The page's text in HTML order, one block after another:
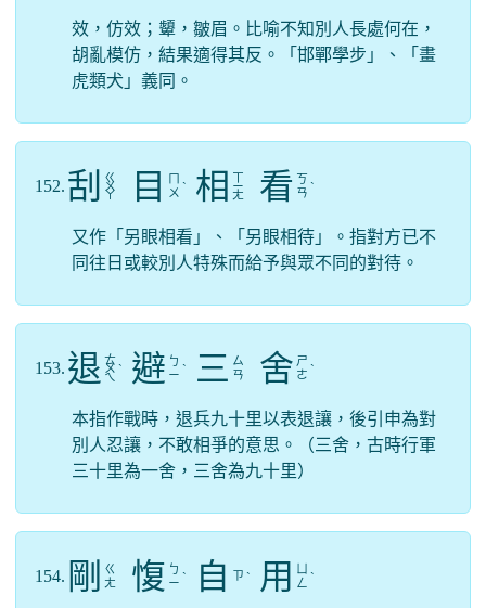
效，仿效；顰，皺眉。比喻不知別人長處何在，
胡亂模仿，結果適得其反。「邯鄲學步」、「畫
虎類犬」義同。
152. 刮 ㄍ
ㄨ
ㄚ 目
ㄨ ˋ 相 ㄧ
ㄤ 看 ㄎ
ㄢ ˋ
又作「另眼相看」、「另眼相待」。指對方已不
同往日或較別人特殊而給予與眾不同的對待。
153. 退 ㄊ
ㄨ
ㄟ
ˋ 避 ㄅ
ㄧ ˋ 三 ㄙ
ㄢ
舍 ㄕ
ㄜ ˋ
本指作戰時，退兵九十里以表退讓，後引申為對
別人忍讓，不敢相爭的意思。（三舍，古時行軍
三十里為一舍，三舍為九十里）
154. 剛
ㄍ
ㄤ
愎 ㄅ
ㄧ ˋ 自 ㄗ ˋ 用
ㄥ ˋ